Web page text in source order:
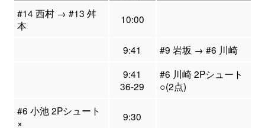
#14 西村 → #13 舛
本
10:00
9:41
#9 岩坂 → #6 川崎
9:41
36-29
#6 川崎 2Pシュート
○(2点)
#6 小池 2Pシュート
×
9:30